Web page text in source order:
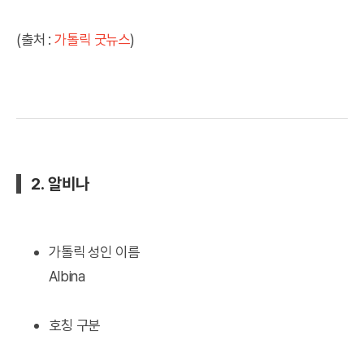
(출처 :가톨릭 굿뉴스)
2. 알비나
가톨릭 성인 이름
Albina
호칭 구분